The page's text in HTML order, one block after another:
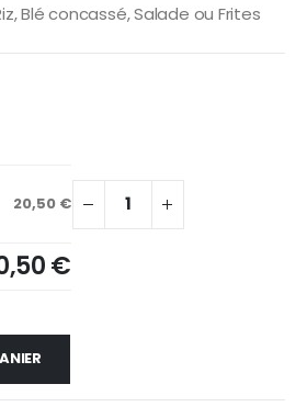
Blé concassé, Salade ou Frites
20,50 €
€